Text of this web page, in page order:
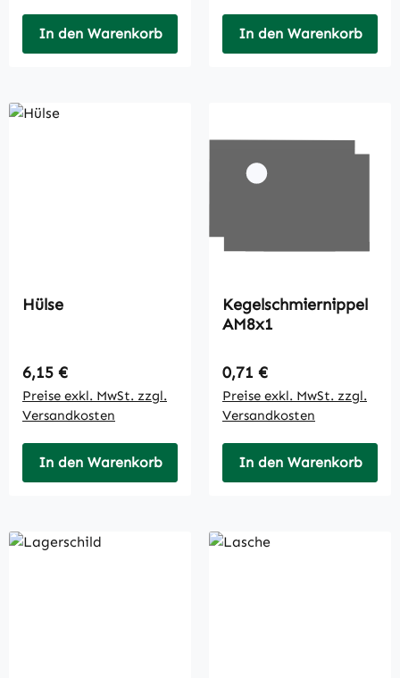
In den Warenkorb In den Warenkorb
Hülse
Regulärer Preis:
6,15 €
Preise exkl. MwSt. zzgl.
Versandkosten
In den Warenkorb
Kegelschmiernippel
AM8x1
Regulärer Preis:
0,71 €
Preise exkl. MwSt. zzgl.
Versandkosten
In den Warenkorb